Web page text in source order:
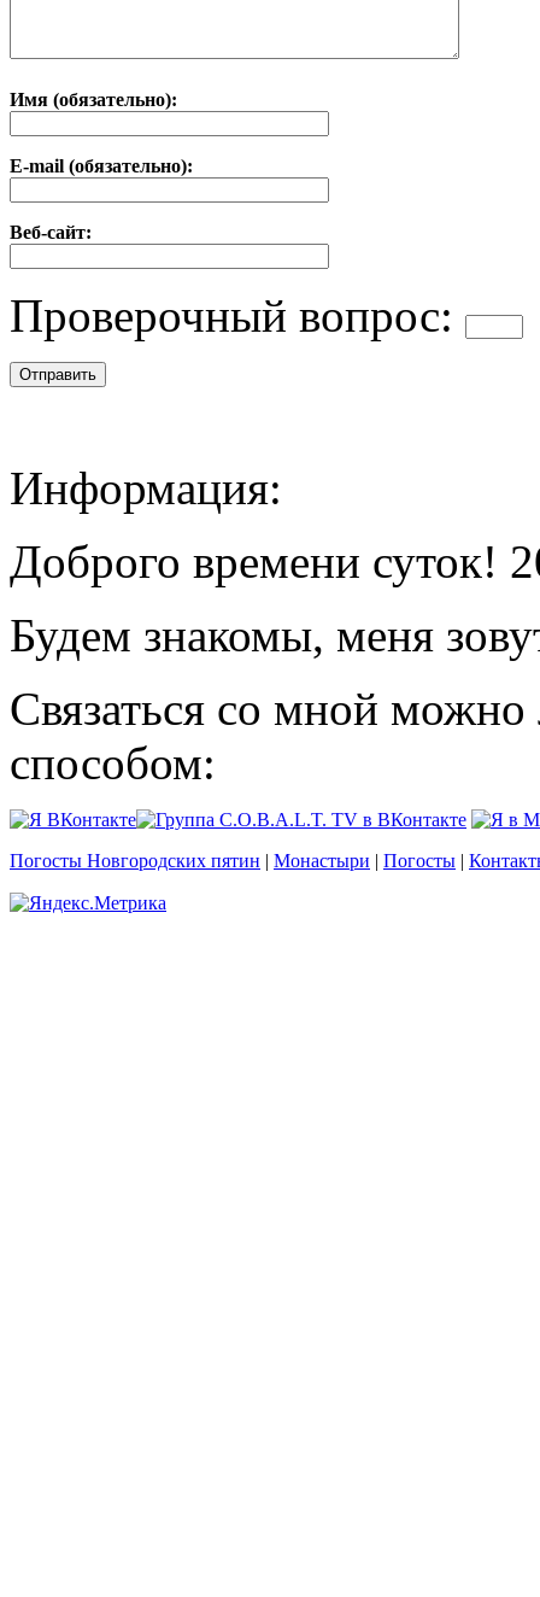
Имя (обязательно):
E-mail (обязательно):
Веб-сайт:
Проверочный вопрос:
Информация:
Доброго времени суток!
Будем знакомы, меня
Связаться со мной
способом:
Погосты Новгородских пятин | Монастыри | Погосты |